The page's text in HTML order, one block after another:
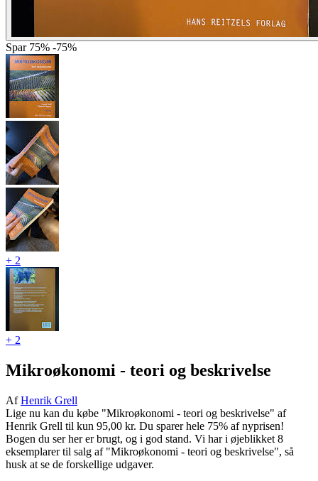
Spar 75% -75%
+ 2
+ 2
Mikroøkonomi - teori og beskrivelse
AfHenrik Grell
Lige nu kan du købe "Mikroøkonomi - teori og beskrivelse" af
Henrik Grell til kun 95,00 kr. Du sparer hele 75% af nyprisen!
Bogen du ser her er brugt, og i god stand. Vi har i øjeblikket 8
eksemplarer til salg af "Mikroøkonomi - teori og beskrivelse", så
husk at se de forskellige udgaver.